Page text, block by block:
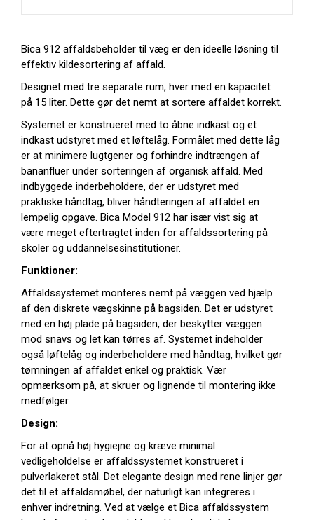
Bica 912 affaldsbeholder til væg er den ideelle løsning til
effektiv kildesortering af affald.
Designet med tre separate rum, hver med en kapacitet
på 15 liter. Dette gør det nemt at sortere affaldet korrekt.
Systemet er konstrueret med to åbne indkast og et
indkast udstyret med et løftelåg. Formålet med dette låg
er at minimere lugtgener og forhindre indtrængen af
bananfluer under sorteringen af organisk affald. Med
indbyggede inderbeholdere, der er udstyret med
praktiske håndtag, bliver håndteringen af affaldet en
lempelig opgave. Bica Model 912 har især vist sig at
være meget eftertragtet inden for affaldssortering på
skoler og uddannelsesinstitutioner.
Funktioner:
Affaldssystemet monteres nemt på væggen ved hjælp
af den diskrete vægskinne på bagsiden. Det er udstyret
med en høj plade på bagsiden, der beskytter væggen
mod snavs og let kan tørres af. Systemet indeholder
også løftelåg og inderbeholdere med håndtag, hvilket gør
tømningen af affaldet enkel og praktisk. Vær
opmærksom på, at skruer og lignende til montering ikke
medfølger.
Design:
For at opnå høj hygiejne og kræve minimal
vedligeholdelse er affaldssystemet konstrueret i
pulverlakeret stål. Det elegante design med rene linjer gør
det til et affaldsmøbel, der naturligt kan integreres i
enhver indretning. Ved at vælge et Bica affaldssystem